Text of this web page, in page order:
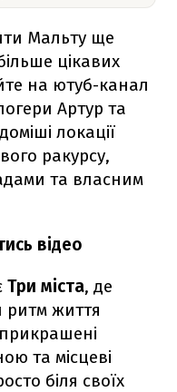
Мальту ще
цікавих
на ютуб-канал
Артур та
локації
ракурсу,
та власним
відео
Три міста, де
ритм життя
та місцеві
біля своїх